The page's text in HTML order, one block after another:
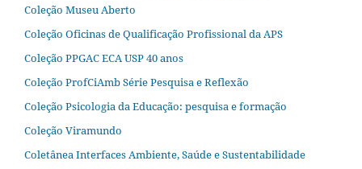
Coleção Museu Aberto
Coleção Oficinas de Qualificação Profissional da APS
Coleção PPGAC ECA USP 40 anos
Coleção ProfCiAmb Série Pesquisa e Reflexão
Coleção Psicologia da Educação: pesquisa e formação
Coleção Viramundo
Coletânea Interfaces Ambiente, Saúde e Sustentabilidade